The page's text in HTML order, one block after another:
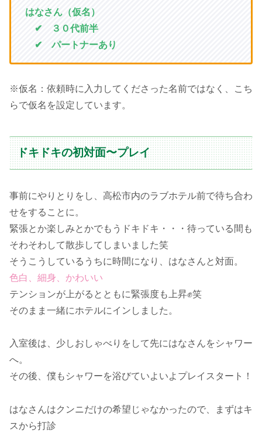
はなさん（仮名）
✔︎ ３０代前半
✔︎ パートナーあり
※仮名：依頼時に入力してくださった名前ではなく、こち
らで仮名を設定しています。
ドキドキの初対面〜プレイ
事前にやりとりをし、高松市内のラブホテル前で待ち合わ
せをすることに。
緊張とか楽しみとかでもうドキドキ・・・待っている間も
そわそわして散歩してしまいました笑
そうこうしているうちに時間になり、はなさんと対面。
色白、細身、かわいい
テンションが上がるとともに緊張度も上昇✊笑
そのまま一緒にホテルにインしました。
入室後は、少しおしゃべりをして先にはなさんをシャワー
へ。
その後、僕もシャワーを浴びていよいよプレイスタート！
はなさんはクンニだけの希望じゃなかったので、まずはキ
スから打診